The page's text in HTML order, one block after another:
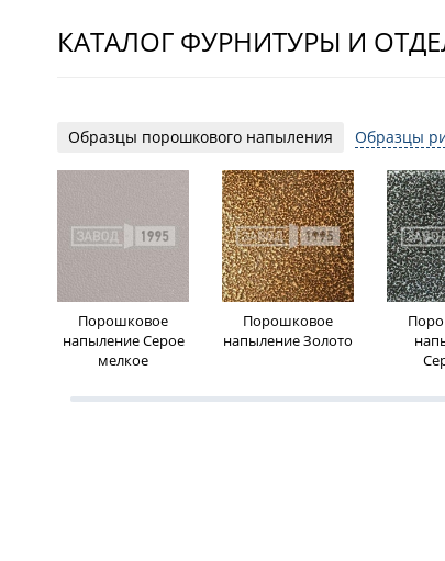
КАТАЛОГ ФУРНИТУРЫ И
Образцы порошкового напыления Образцы
Порошковое
напыление Серое
мелкое
Порошковое
напыление Золото